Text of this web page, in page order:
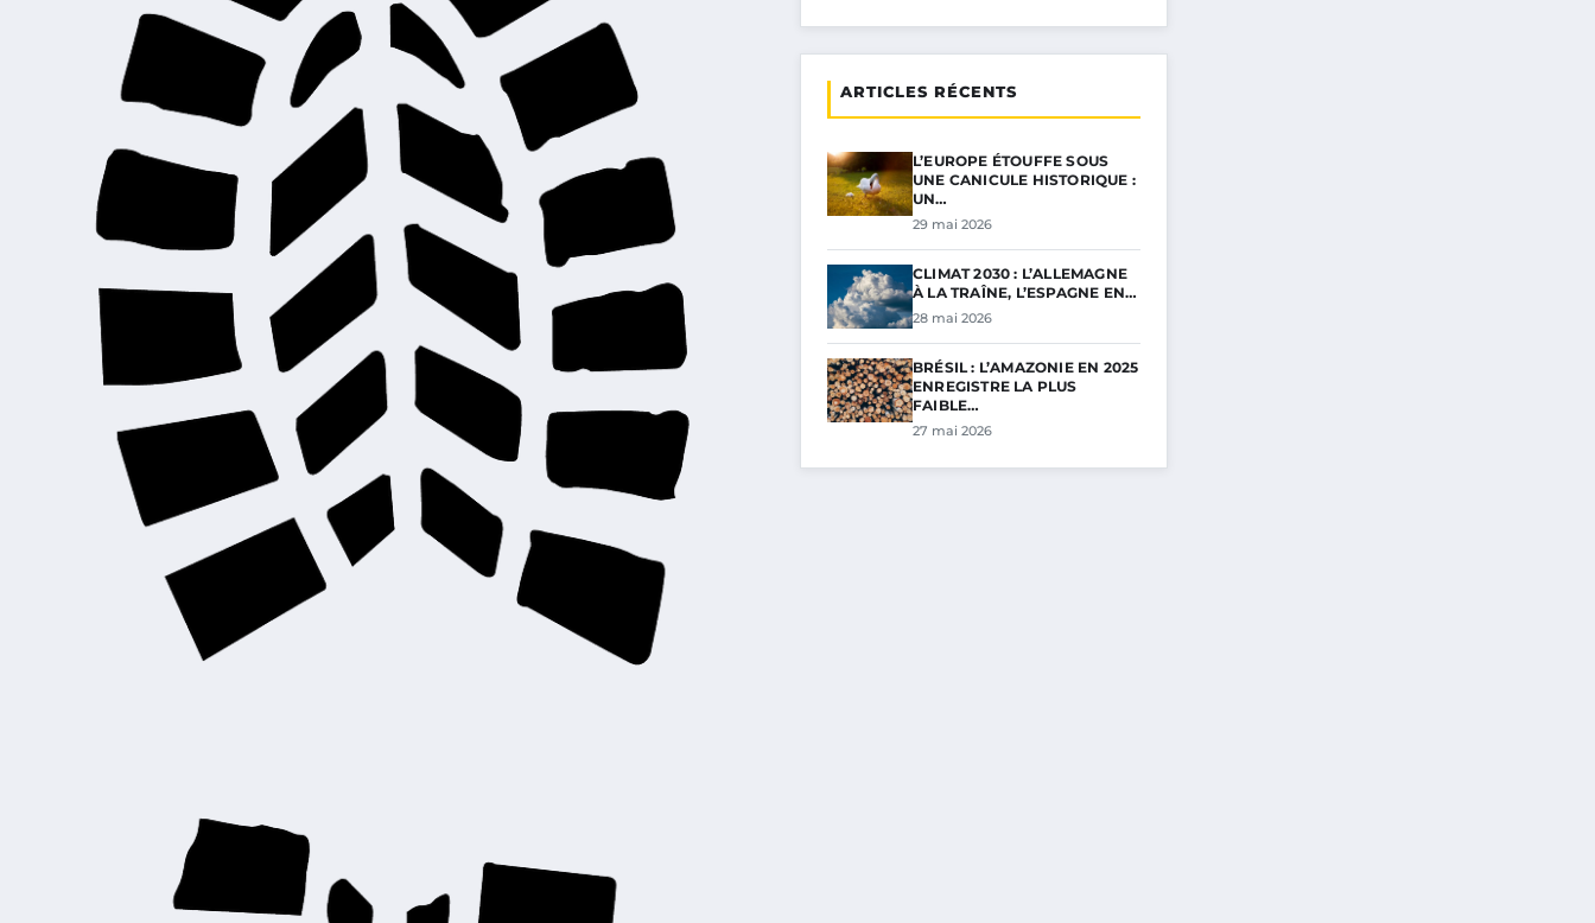
ARTICLES RÉCENTS
L’EUROPE ÉTOUFFE SOUS
UNE CANICULE HISTORIQUE :
UN…
29 mai 2026
CLIMAT 2030 : L’ALLEMAGNE
À LA TRAÎNE, L’ESPAGNE EN…
28 mai 2026
BRÉSIL : L’AMAZONIE EN 2025
ENREGISTRE LA PLUS
FAIBLE…
27 mai 2026